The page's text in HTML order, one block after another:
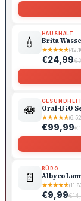
💧
HAUSHALT
Brita
★★★★★
€24,99
🪷
GESUNDHEIT
Oral-B iO
★★★★★
€99,99
📄
BÜRO
Albyco
★★★★★
€9,99